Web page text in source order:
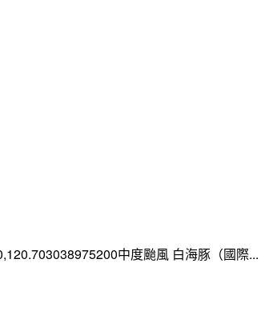
中度颱風 白海豚（國際...